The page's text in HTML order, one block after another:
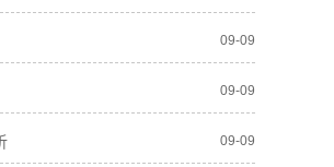
09-09
09-09
09-09